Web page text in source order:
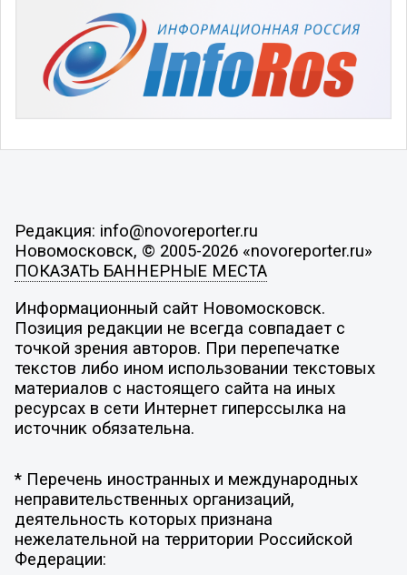
Редакция: info@novoreporter.ru
Новомосковск, © 2005-2026 «novoreporter.ru»
ПОКАЗАТЬ БАННЕРНЫЕ МЕСТА
Информационный сайт Новомосковск.
Позиция редакции не всегда совпадает с
точкой зрения авторов. При перепечатке
текстов либо ином использовании текстовых
материалов с настоящего сайта на иных
ресурсах в сети Интернет гиперссылка на
источник обязательна.
* Перечень иностранных и международных
неправительственных организаций,
деятельность которых признана
нежелательной на территории Российской
Федерации: